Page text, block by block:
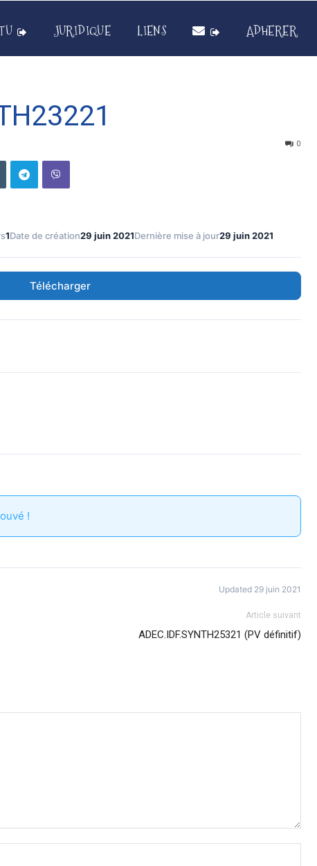
JURIDIQUE LIENS ADHERER
0
1Date de création29 juin 2021Dernière mise à jour29 juin 2021
Télécharger
!
Updated 29 juin 2021
Article suivant
ADEC.IDF.SYNTH25321 (PV définitif)